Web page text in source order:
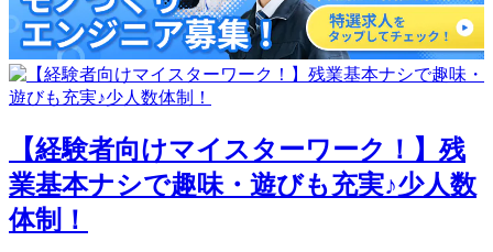
【経験者向けマイスターワーク！】残
業基本ナシで趣味・遊びも充実♪少人数
体制！